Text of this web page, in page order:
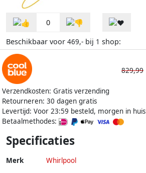
0
Beschikbaar voor 469,- bij 1 shop:
Verzendkosten: Gratis verzending
Retourneren: 30 dagen gratis
Levertijd: Voor 23:59 besteld, morgen in huis
Betaalmethodes:
829,99
Specificaties
Merk Whirlpool